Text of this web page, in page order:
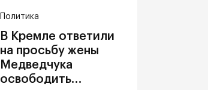
Политика
В Кремле ответили
на просьбу жены
Медведчука
освободить